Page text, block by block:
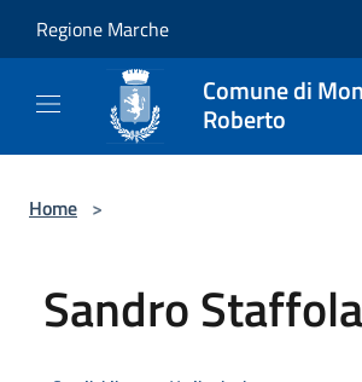
Regione Marche
Comune di
Roberto
Home >
Sandro